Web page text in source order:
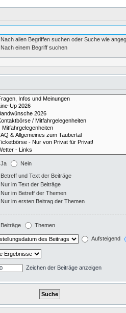
Nach allen Begriffen suchen oder Suche wie
Nach einem Begriff suchen
Ja Nein
Betreff und Text der Beiträge
Nur im Text der Beiträge
Nur im Betreff der Themen
Nur im ersten Beitrag der Themen
Beiträge Themen
Aufsteigend
Zeichen der Beiträge anzeigen